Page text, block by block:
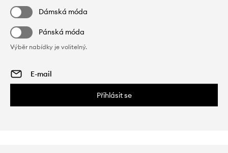
Dámská móda
Pánská móda
Výběr nabídky je volitelný.
Přihlásit se